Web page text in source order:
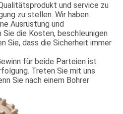
und service zu
zu stellen. Wir haben
Ausrüstung und
Sie die Kosten, beschleunigen
Sie, dass die Sicherheit immer
für beide Parteien ist
Treten Sie mit uns
Sie nach einem Bohrer